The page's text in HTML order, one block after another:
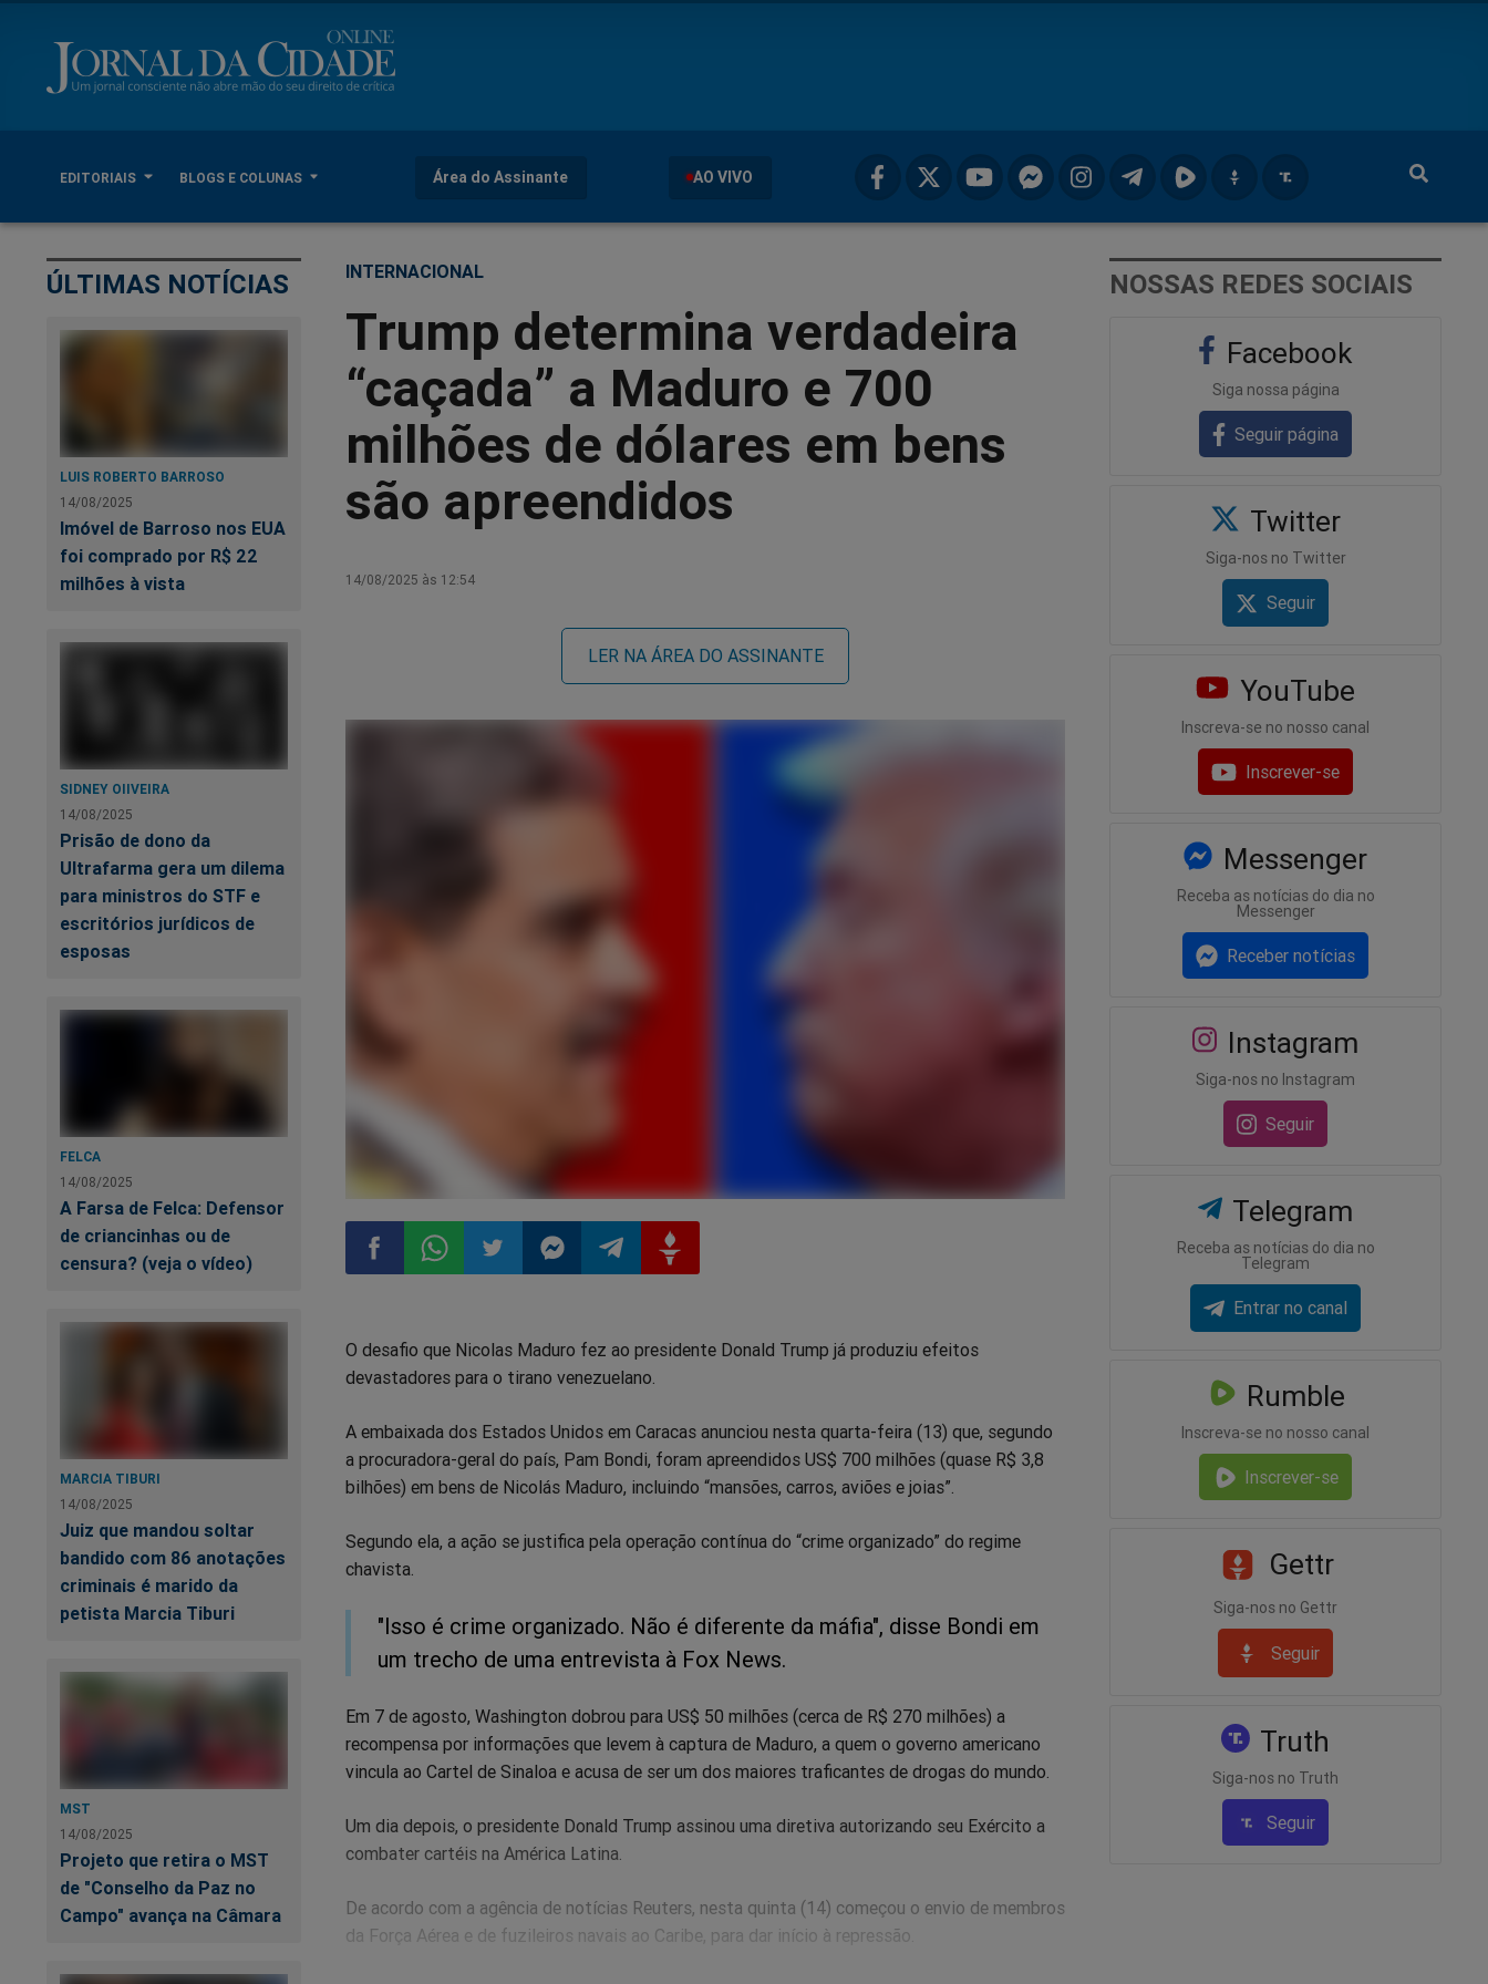
EDITORIAIS BLOGS E COLUNAS Área do Assinante AO VIVO
ÚLTIMAS NOTÍCIAS
LUIS ROBERTO BARROSO
14/08/2025
Imóvel de Barroso nos EUA
foi comprado por R$ 22
milhões à vista
SIDNEY OIIVEIRA
14/08/2025
Prisão de dono da
Ultrafarma gera um dilema
para ministros do STF e
escritórios jurídicos de
esposas
FELCA
14/08/2025
A Farsa de Felca: Defensor
de criancinhas ou de
censura? (veja o vídeo)
MARCIA TIBURI
14/08/2025
Juiz que mandou soltar
bandido com 86 anotações
criminais é marido da
petista Marcia Tiburi
MST
14/08/2025
Projeto que retira o MST
de "Conselho da Paz no
Campo" avança na Câmara
INTERNACIONAL
Trump determina verdadeira
“caçada” a Maduro e 700
milhões de dólares em bens
são apreendidos
14/08/2025 às 12:54
LER NA ÁREA DO ASSINANTE
no
no
no
no
no
no
O desafio que Nicolas Maduro fez ao presidente Donald Trump já produziu efeitos
devastadores para o tirano venezuelano.
A embaixada dos Estados Unidos em Caracas anunciou nesta quarta-feira (13) que, segundo
a procuradora-geral do país, Pam Bondi, foram apreendidos US$ 700 milhões (quase R$ 3,8
bilhões) em bens de Nicolás Maduro, incluindo “mansões, carros, aviões e joias”.
Segundo ela, a ação se justifica pela operação contínua do “crime organizado” do regime
chavista.
"Isso é crime organizado. Não é diferente da máfia", disse Bondi em
um trecho de uma entrevista à Fox News.
Em 7 de agosto, Washington dobrou para US$ 50 milhões (cerca de R$ 270 milhões) a
recompensa por informações que levem à captura de Maduro, a quem o governo americano
vincula ao Cartel de Sinaloa e acusa de ser um dos maiores traficantes de drogas do mundo.
Um dia depois, o presidente Donald Trump assinou uma diretiva autorizando seu Exército a
combater cartéis na América Latina.
De acordo com a agência de notícias Reuters, nesta quinta (14) começou o envio de membros
da Força Aérea e de fuzileiros navais ao Caribe, para dar início à repressão.
NOSSAS REDES SOCIAIS
Facebook
Siga nossa página
Seguir página
Twitter
Siga-nos no Twitter
Seguir
YouTube
Inscreva-se no nosso canal
Inscrever-se
Messenger
Receba as notícias do dia no
Messenger
Receber notícias
Instagram
Siga-nos no Instagram
Seguir
Telegram
Receba as notícias do dia no
Telegram
Entrar no canal
Rumble
Inscreva-se no nosso canal
Inscrever-se
Gettr
Siga-nos no Gettr
Seguir
Truth
Siga-nos no Truth
Seguir